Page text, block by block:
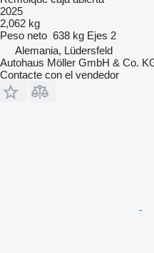
2025
2,062 kg
Peso neto 638 kg Ejes 2
Alemania, Lüdersfeld
Autohaus Möller GmbH & Co.
Contacte con el vendedor